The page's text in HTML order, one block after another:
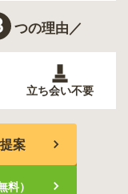
つの理由／
立ち会い不要
案
料）